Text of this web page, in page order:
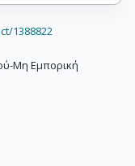
1388822
Μη Εμπορική